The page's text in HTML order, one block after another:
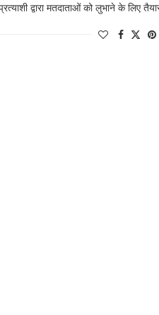
द्वारा मतदाताओं को लुभाने के लिए